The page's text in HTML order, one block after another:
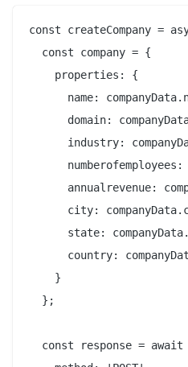
const createCompany =
  const company = {
    properties: {
name:
domain:
industry:
numberofemployees:
annualrevenue:
city:
state:
country:
    }
  };
const response =